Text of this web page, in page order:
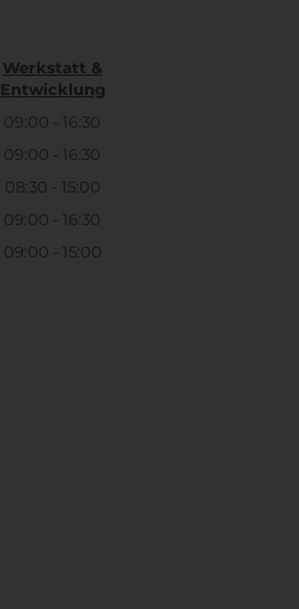
Werkstatt &
Entwicklung
09:00 - 16:30
09:00 - 16:30
08:30 - 15:00
09:00 - 16:30
09:00 - 15:00